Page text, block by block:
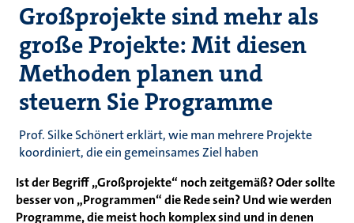
Großprojekte sind mehr als
große Projekte: Mit diesen
Methoden planen und
steuern Sie Programme
Prof. Silke Schönert erklärt, wie man mehrere Projekte
koordiniert, die ein gemeinsames Ziel haben
Ist der Begriff „Großprojekte“ noch zeitgemäß? Oder sollte
besser von „Programmen“ die Rede sein? Und wie werden
Programme, die meist hoch komplex sind und in denen